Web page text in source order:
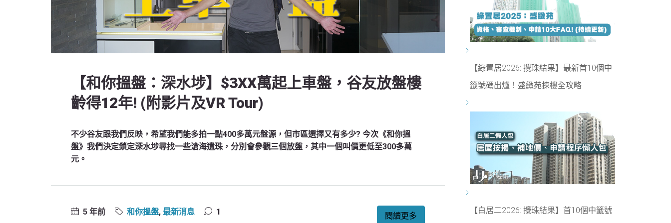
【和你搵盤：深水埗】$3XX萬起上車盤，谷友放盤樓
齡得12年! (附影片及VR Tour)
不少谷友跟我們反映，希望我們能多拍一點400多萬元盤源，但市區選擇又有多少? 今次《和你搵
盤》我們決定鎖定深水埗尋找一些滄海遺珠，分別會參觀三個放盤，其中一個叫價更低至300多萬
元。
5 年前 和你搵盤, 最新消息 1 閱讀更多
【綠置居2026: 攪珠結果】最新首10個中
籤號碼出爐！盛緻苑揀樓全攻略
【白居二2026: 攪珠結果】首10個中籤號